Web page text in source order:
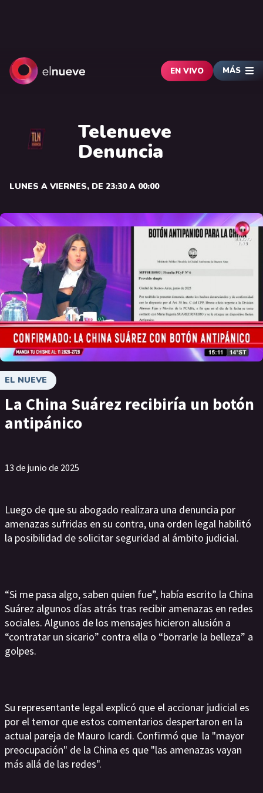
EN VIVO MÁS
Telenueve
Denuncia
LUNES A VIERNES, DE 23:30 A 00:00
EL NUEVE
La China Suárez recibiría un botón
antipánico
13 de junio de 2025
Luego de que su abogado realizara una denuncia por
amenazas sufridas en su contra, una orden legal habilitó
la posibilidad de solicitar seguridad al ámbito judicial.
“Si me pasa algo, saben quien fue”, había escrito la China
Suárez algunos días atrás tras recibir amenazas en redes
sociales. Algunos de los mensajes hicieron alusión a
“contratar un sicario” contra ella o “borrarle la belleza” a
golpes.
Su representante legal explicó que el accionar judicial es
por el temor que estos comentarios despertaron en la
actual pareja de Mauro Icardi. Confirmó que la "mayor
preocupación" de la China es que "las amenazas vayan
más allá de las redes".